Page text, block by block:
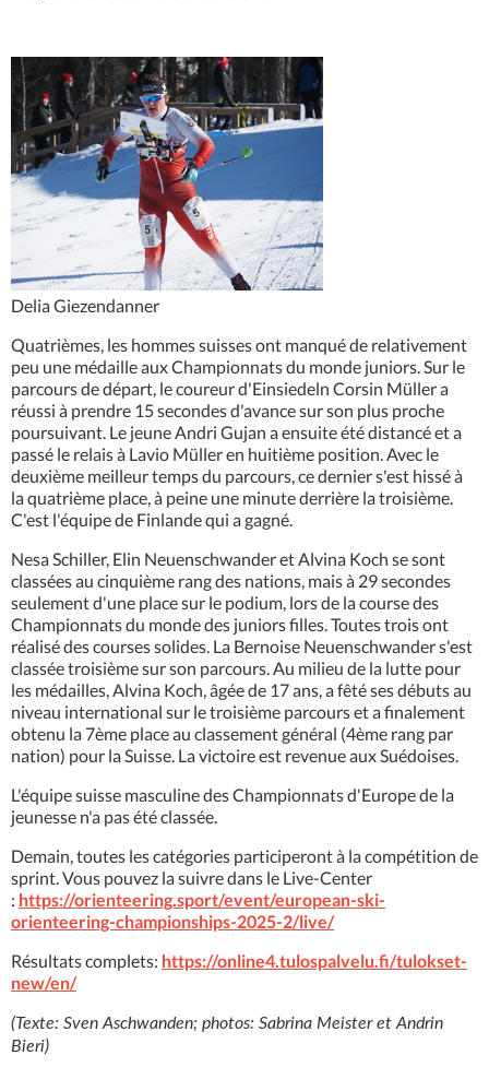
Delia Giezendanner
Quatrièmes, les hommes suisses ont manqué de relativement
peu une médaille aux Championnats du monde juniors. Sur le
parcours de départ, le coureur d'Einsiedeln Corsin Müller a
réussi à prendre 15 secondes d'avance sur son plus proche
poursuivant. Le jeune Andri Gujan a ensuite été distancé et a
passé le relais à Lavio Müller en huitième position. Avec le
deuxième meilleur temps du parcours, ce dernier s'est hissé à
la quatrième place, à peine une minute derrière la troisième.
C'est l'équipe de Finlande qui a gagné.
Nesa Schiller, Elin Neuenschwander et Alvina Koch se sont
classées au cinquième rang des nations, mais à 29 secondes
seulement d'une place sur le podium, lors de la course des
Championnats du monde des juniors filles. Toutes trois ont
réalisé des courses solides. La Bernoise Neuenschwander s'est
classée troisième sur son parcours. Au milieu de la lutte pour
les médailles, Alvina Koch, âgée de 17 ans, a fêté ses débuts au
niveau international sur le troisième parcours et a finalement
obtenu la 7ème place au classement général (4ème rang par
nation) pour la Suisse. La victoire est revenue aux Suédoises.
L'équipe suisse masculine des Championnats d'Europe de la
jeunesse n'a pas été classée.
Demain, toutes les catégories participeront à la compétition de
sprint. Vous pouvez la suivre dans le Live-Center
: https://orienteering.sport/event/european-ski-
orienteering-championships-2025-2/live/
Résultats complets: https://online4.tulospalvelu.fi/tulokset-
new/en/
(Texte: Sven Aschwanden; photos: Sabrina Meister et Andrin
Bieri)